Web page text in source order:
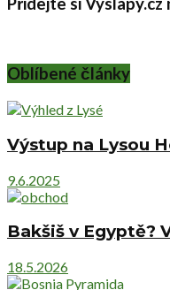
Oblíbené články
Výstup na Lysou
9.6.2025
Bakšiš v Egyptě?
18.5.2026